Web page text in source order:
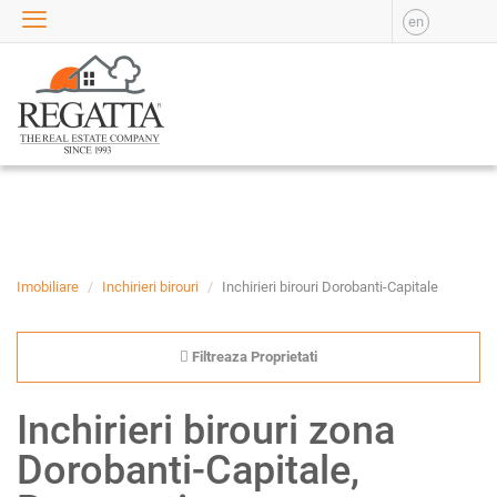
en
Imobiliare Inchirieri birouri Inchirieri birouri Dorobanti-Capitale
Filtreaza Proprietati
Inchirieri birouri zona
Dorobanti-Capitale,
VANZARE
APARTAMENTE DE
VANZARE
APARTAMENTE NOI DE
VANZARE
VANZARE
TERENURI DE VANZARE
APARTAMENTE DE
INCHIRIAT